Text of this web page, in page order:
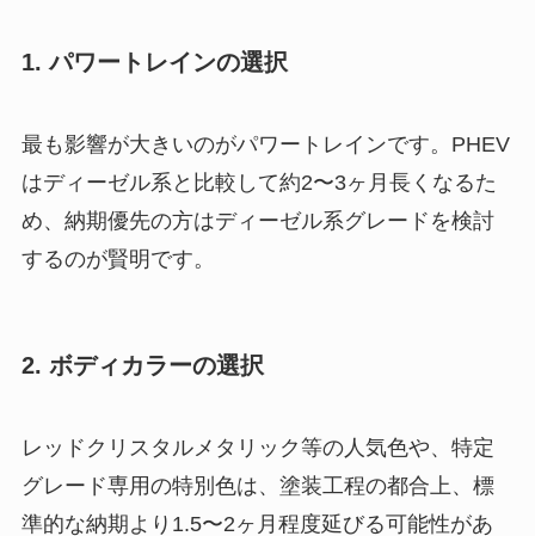
1. パワートレインの選択
最も影響が大きいのがパワートレインです。PHEV
はディーゼル系と比較して約2〜3ヶ月長くなるた
め、納期優先の方はディーゼル系グレードを検討
するのが賢明です。
2. ボディカラーの選択
レッドクリスタルメタリック等の人気色や、特定
グレード専用の特別色は、塗装工程の都合上、標
準的な納期より1.5〜2ヶ月程度延びる可能性があ